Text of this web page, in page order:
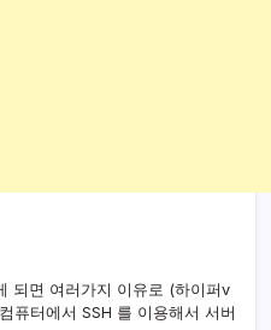
되면 여러가지 이유로 (하이퍼v
퓨터에서 SSH 를 이용해서 서버